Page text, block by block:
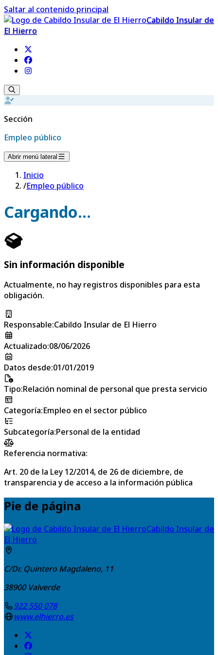
Saltar al contenido principal
Cabildo Insular de
El Hierro
Sección
Empleo público
Abrir menú lateral
Inicio
/Empleo público
Cargando...
Sin información disponible
Actualmente, no hay registros disponibles para esta
obligación.
Responsable:Cabildo Insular de El Hierro
Actualizado:08/06/2026
Datos desde:01/01/2019
Tipo:Relación nominal de personal que presta servicio
Categoría:Empleo en el sector público
Subcategoría:Personal de la entidad
Referencia normativa:
Art. 20 de la Ley 12/2014, de 26 de diciembre, de
transparencia y de acceso a la información pública
Pie de página
Cabildo Insular de
El Hierro
C/Dr. Quintero Magdaleno, 11
38900 Valverde
922 550 078
www.elhierro.es